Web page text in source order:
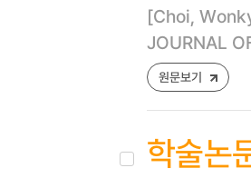
[Choi,
JOURNAL
원문보기
학술논